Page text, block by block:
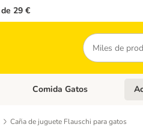
29 €
Buscar
Comida Perros
Menú de categoria abierto:
Comida Gatos
Caña de juguete Flauschi para gatos